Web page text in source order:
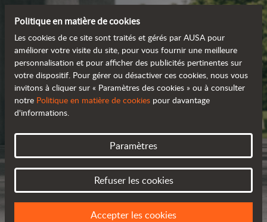
Politique en matière de cookies
Les cookies de ce site sont traités et gérés par AUSA pour
améliorer votre visite du site, pour vous fournir une meilleure
personnalisation et pour afficher des publicités pertinentes sur
votre dispositif. Pour gérer ou désactiver ces cookies, nous vous
invitons à cliquer sur « Paramètres des cookies » ou à consulter
notre Politique en matière de cookies pour davantage
d'informations.
Paramètres
Refuser les cookies
Accepter les cookies